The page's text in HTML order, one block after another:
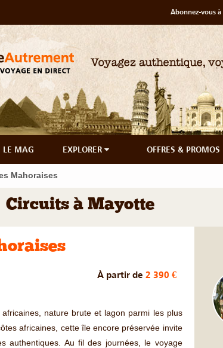
Abonnez-vous
LE MAG EXPLORER OFFRES & PROMOS
Mahoraises
Circuits à Mayotte
À partir de 2 390 €
nature brute et lagon parmi les plus
africaines, cette île encore préservée invite
authentiques. Au fil des journées, le voyage